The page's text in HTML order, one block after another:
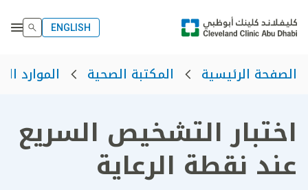
ENGLISH
الصفحة الرئيسية المكتبة الصحية الموارد
اختبار التشخيص السريع
عند نقطة الرعاية